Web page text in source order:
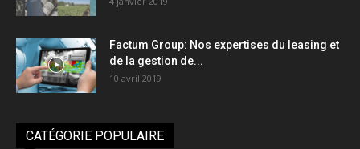
Factum Group: Nos expertises du leasing et
de la gestion de...
10 avril 2019
CATÉGORIE POPULAIRE